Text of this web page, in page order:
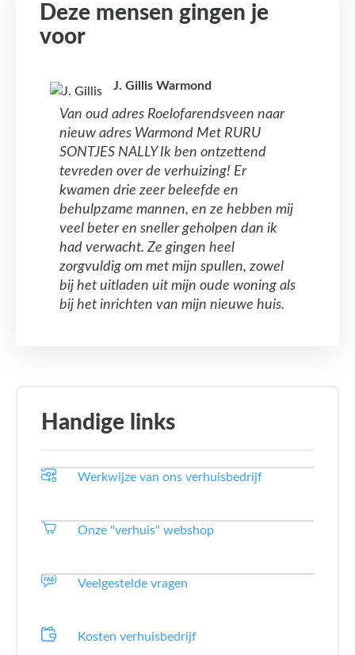
Deze mensen gingen je
voor
J. Gillis Warmond
Van oud adres Roelofarendsveen naar
nieuw adres Warmond Met RURU
SONTJES NALLY Ik ben ontzettend
tevreden over de verhuizing! Er
kwamen drie zeer beleefde en
behulpzame mannen, en ze hebben mij
veel beter en sneller geholpen dan ik
had verwacht. Ze gingen heel
zorgvuldig om met mijn spullen, zowel
bij het uitladen uit mijn oude woning als
bij het inrichten van mijn nieuwe huis.
Handige links
Werkwijze van ons verhuisbedrijf
Onze "verhuis" webshop
Veelgestelde vragen
Kosten verhuisbedrijf